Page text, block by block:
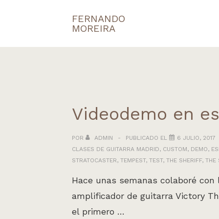
FERNANDO
MOREIRA
Videodemo en
POR ADMIN PUBLICADO EL 6 JULIO, 2017
CLASES DE GUITARRA MADRID, CUSTOM, DEMO,
STRATOCASTER, TEMPEST, TEST, THE SHERIFF, THE
Hace unas semanas colaboré
amplificador de guitarra Victory
el primero …